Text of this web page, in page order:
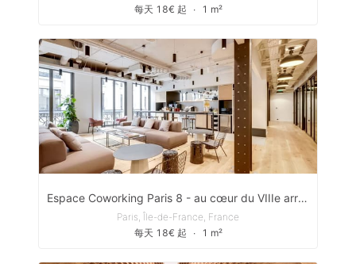
每天 18€ 起
∙ 1 m²
Espace Coworking Paris 8 - au cœur du VIIIe arrondissement
Paris, Île-de-France, France
每天 18€ 起
∙ 1 m²